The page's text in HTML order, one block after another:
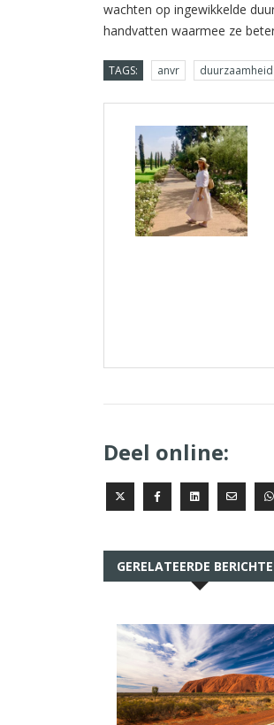
wachten op ingewikkelde
handvatten waarmee ze
TAGS: anvr duurzaamheid
Deel online:
GERELATEERDE